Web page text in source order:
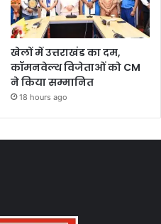
खेलों में उत्तराखंड का दम,
कॉमनवेल्थ विजेताओं को CM
ने किया सम्मानित
18 hours ago